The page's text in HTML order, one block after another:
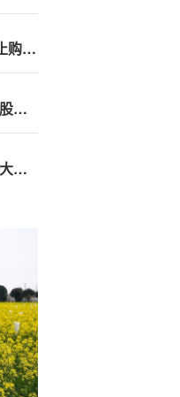
美.国敦促土耳其等北约盟国停止购买俄罗斯能源
亨廷顿银行集团‘以’74亿美元全股票交易收购凯登斯银行
养,老金二季,度现身38只股前十大流通股东榜